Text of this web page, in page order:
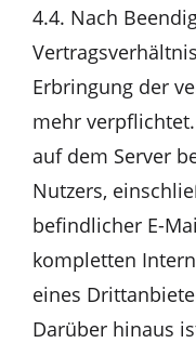
4.4. Nach
Erbringung der
mehr
auf dem Server
Nutzers,
befindlicher E-
kompletten
eines
Darüber hinaus